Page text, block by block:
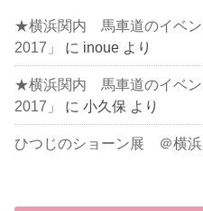
★横浜関内 馬車道のイベ
2017」
に inoue より
★横浜関内 馬車道のイベ
2017」
に小久保 より
ひつじのショーン展 ＠横浜